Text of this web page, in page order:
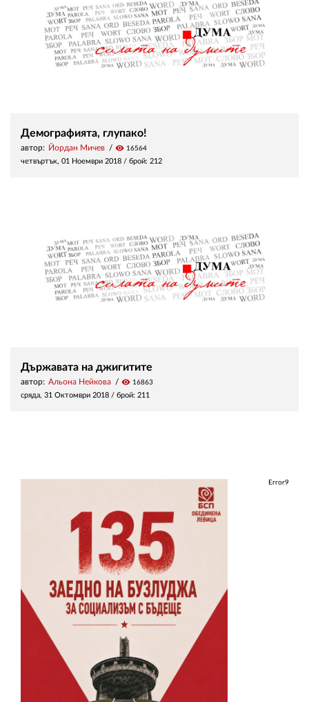
Демографията, глупако!
автор: Йордан Мичев visibility 16564
четвъртък, 01 Ноември 2018 / брой: 212
Държавата на джигитите
автор: Альона Нейкова visibility 16863
сряда, 31 Октомври 2018 / брой: 211
Error9